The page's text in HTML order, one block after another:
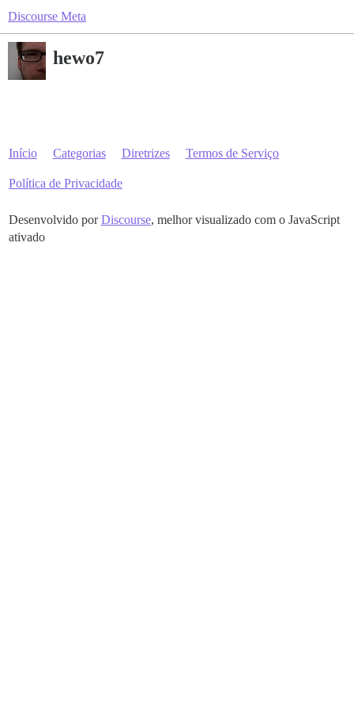
Discourse Meta
hewo7
Início Categorias Diretrizes Termos de Serviço
Política de Privacidade
Desenvolvido porDiscourse, melhor visualizado com o JavaScript
ativado